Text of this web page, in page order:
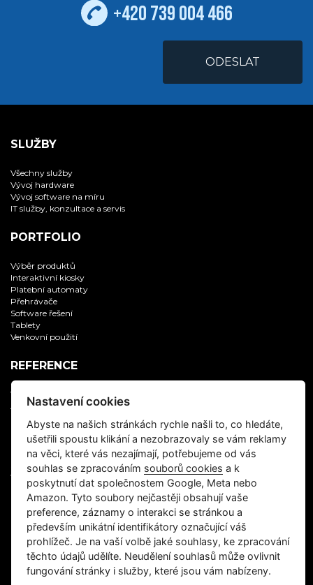
+420 739 004 466
SLUŽBY
Všechny služby
Vývoj hardware
Vývoj software na míru
IT služby, konzultace a servis
PORTFOLIO
Výběr produktů
Interaktivní kiosky
Platební automaty
Přehrávače
Software řešení
Tablety
Venkovní použití
REFERENCE
Všechny reference
Aplikační software
Informační kiosky
IT servis, supervize
Multimedia
Samoobslužné platební automaty
Vývoj software na zakázku
CZECH KIOSK
O nás
Kontakt
Kariéra
Ochrana osobních údajů
Nastavení cookies
Abyste na našich stránkách rychle našli to, co hledáte,
ušetřili spoustu klikání a nezobrazovaly se vám reklamy
na věci, které vás nezajímají, potřebujeme od vás
souhlas se zpracováním souborů cookies a k
poskytnutí dat společnostem Google, Meta nebo
Amazon. Tyto soubory nejčastěji obsahují vaše
preference, záznamy o interakci se stránkou a
především unikátní identifikátory označující váš
prohlížeč. Je na vaší volbě jaké souhlasy, ke zpracování
těchto údajů udělíte. Neudělení souhlasů může ovlivnit
fungování stránky i služby, které jsou vám nabízeny.